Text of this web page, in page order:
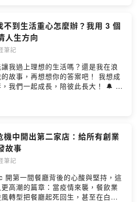
podcasts/36d92788-1be3-
類似的主題？
也可以找美國工作 Ep46 拒當辦公
？ 🎯上IG看職場生存筆
國留學申請的懶人包:
是想聽特定主題、匿名發問/建議，
BV471q7NhqvSeirr5 商業
--Hosting
不到生活重心怎麼辦？我用 3 個
人生方向
筆記
我過上理想的生活嗎？還是我在浪
故事，再想想你的答案吧！ 我想成
們一起成長，陪彼此長大！ 🔔 我
podcasts/36d92788-
看職場生存筆記｜
學申請的懶人包:
是想聽特定主題、匿名發問/建議，
BV471q7NhqvSeirr5 商業
--Hosting
機中開出第二家店：給所有創業
故事
筆記
開第一間餐廳背後的心酸與堅持，這
高潮的篇章：當疫情來襲，餐飲業
轉型把餐廳起死回生，甚至在白人